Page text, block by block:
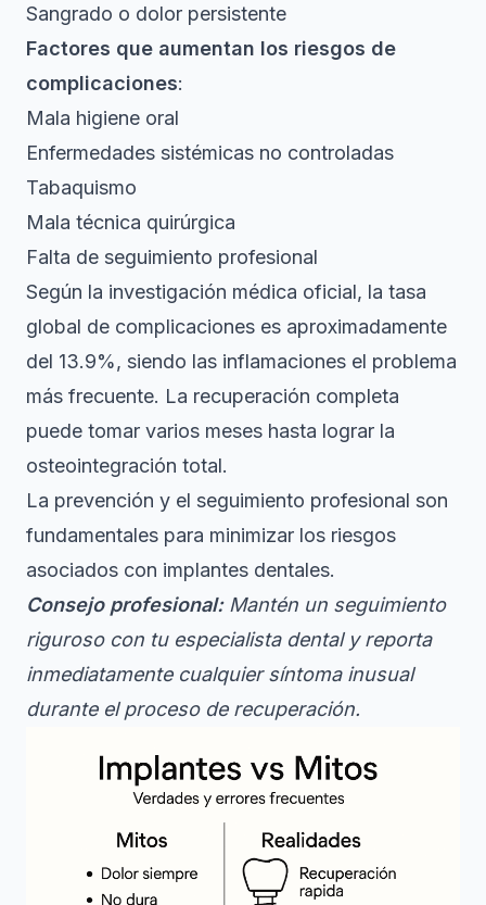
Sangrado o dolor persistente
Factores que aumentan los riesgos de
complicaciones:
Mala higiene oral
Enfermedades sistémicas no controladas
Tabaquismo
Mala técnica quirúrgica
Falta de seguimiento profesional
Según la investigación médica oficial, la tasa
global de complicaciones es aproximadamente
del 13.9%, siendo las inflamaciones el problema
más frecuente. La recuperación completa
puede tomar varios meses hasta lograr la
osteointegración total.
La prevención y el seguimiento profesional son
fundamentales para minimizar los riesgos
asociados con implantes dentales.
Consejo profesional: Mantén un seguimiento
riguroso con tu especialista dental y reporta
inmediatamente cualquier síntoma inusual
durante el proceso de recuperación.